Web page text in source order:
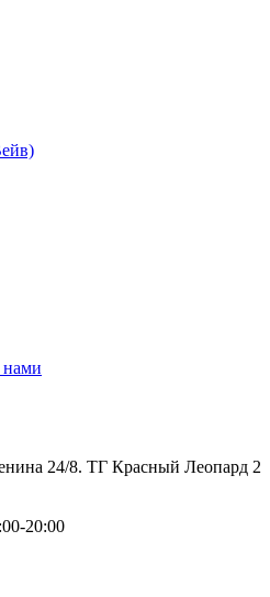
нами
24/8. ТГ Красный Леопард 2
20:00